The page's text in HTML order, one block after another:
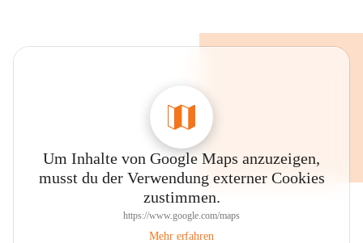
Um Inhalte von Google Maps anzuzeigen,
musst du der Verwendung externer Cookies
zustimmen.
https://www.google.com/maps
Mehr erfahren